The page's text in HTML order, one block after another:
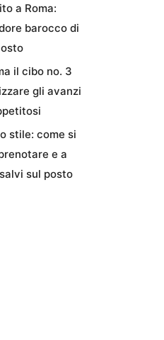
a Roma:
barocco di
il cibo no. 3
gli avanzi
stile: come si
e a
sul posto